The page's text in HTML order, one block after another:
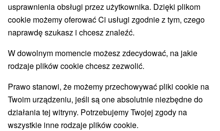
O URZĄDZENIA SPECJALNE OFERTY SPRZĘT
usprawnienia obsługi przez użytkownika. Dzięki plikom
cookie możemy oferować Ci usługi zgodnie z tym, czego
naprawdę szukasz i chcesz znaleźć.
W dowolnym momencie możesz zdecydować, na jakie
rodzaje plików cookie chcesz zezwolić.
Prawo stanowi, że możemy przechowywać pliki cookie na
Twoim urządzeniu, jeśli są one absolutnie niezbędne do
działania tej witryny. Potrzebujemy Twojej zgody na
wszystkie inne rodzaje plików cookie.